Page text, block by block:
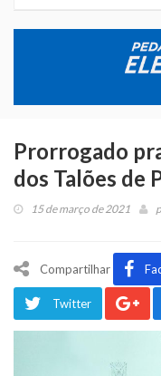
Prorrogado
dos Talões de
15 de março de 2021
Compartilhar
Twitter